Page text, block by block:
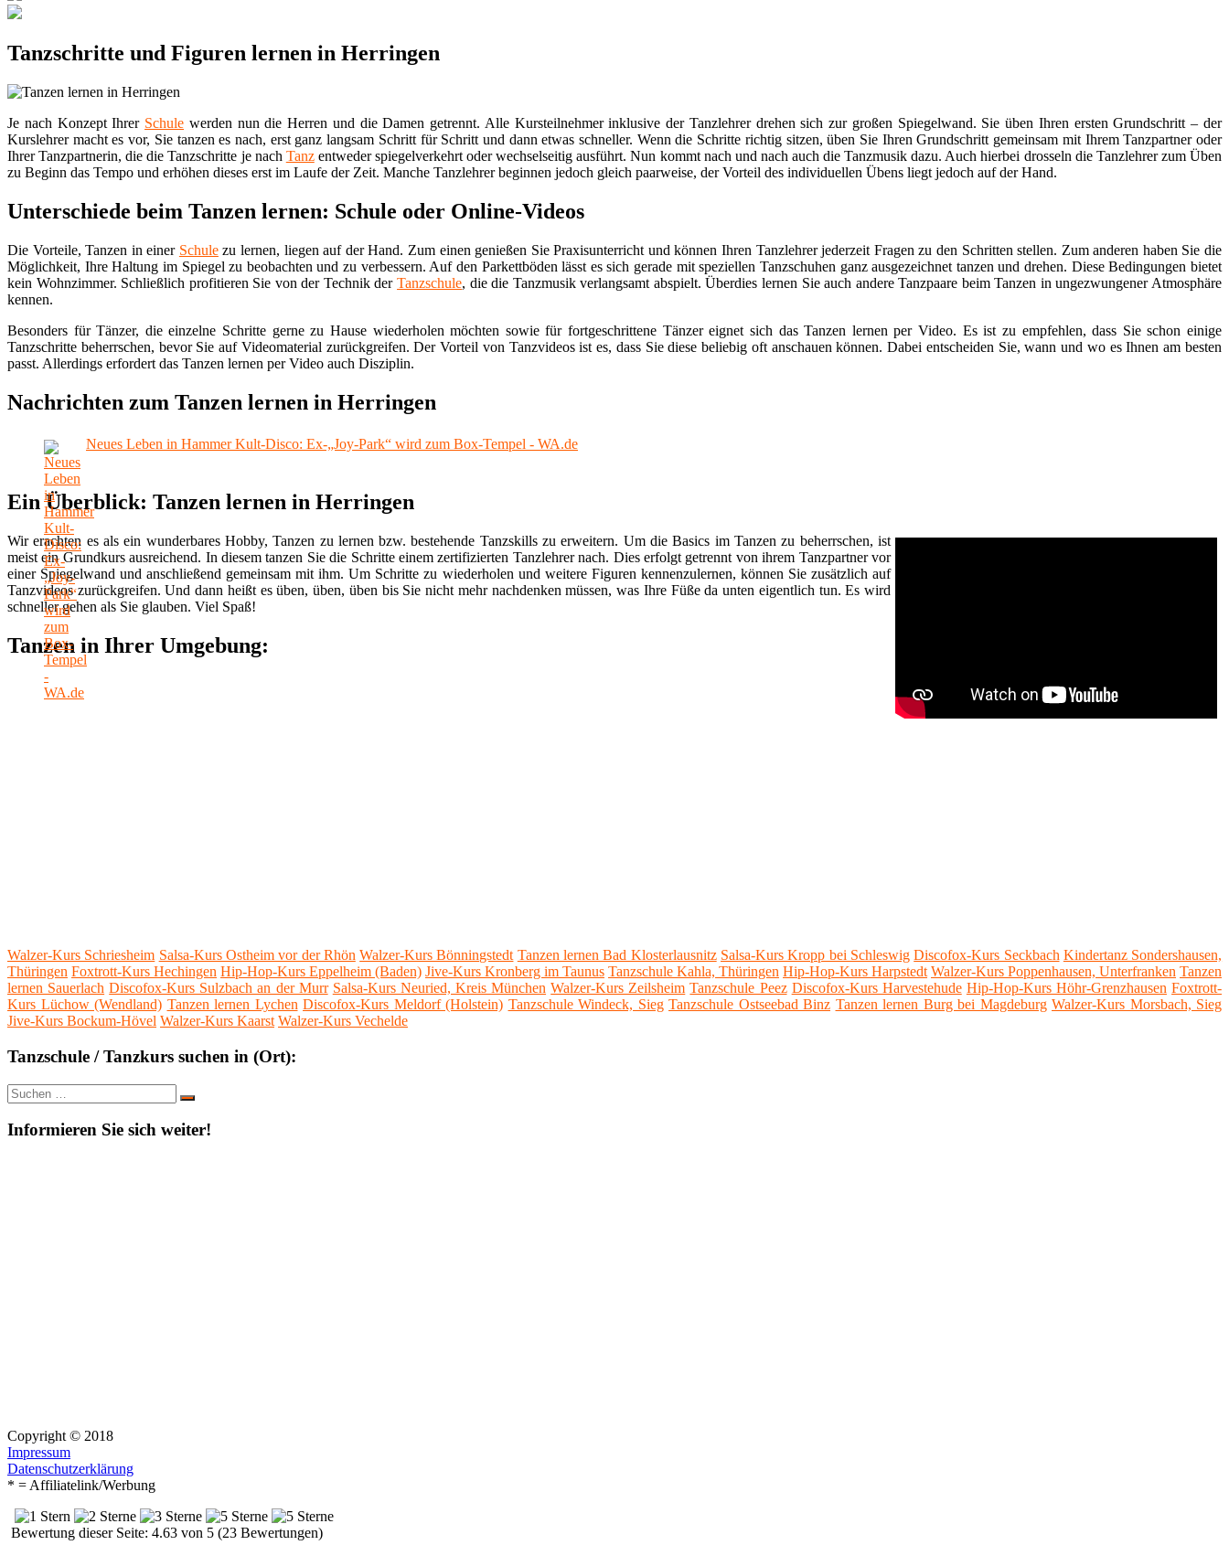
Tanzschritte und Figuren lernen in Herringen
Je nach Konzept Ihrer Schule werden nun die Herren und die Damen getrennt. Alle Kursteilnehmer inklusive der Tanzlehrer drehen sich zur großen Spiegelwand. Sie üben Ihren ersten Grundschritt – der
Kurslehrer macht es vor, Sie tanzen es nach, erst ganz langsam Schritt für Schritt und dann etwas schneller. Wenn die Schritte richtig sitzen, üben Sie Ihren Grundschritt gemeinsam mit Ihrem Tanzpartner oder
Ihrer Tanzpartnerin, die die Tanzschritte je nach Tanzentweder spiegelverkehrt oder wechselseitig ausführt. Nun kommt nach und nach auch die Tanzmusik dazu. Auch hierbei drosseln die Tanzlehrer zum Üben
zu Beginn das Tempo und erhöhen dieses erst im Laufe der Zeit. Manche Tanzlehrer beginnen jedoch gleich paarweise, der Vorteil des individuellen Übens liegt jedoch auf der Hand.
Unterschiede beim Tanzen lernen: Schule oder Online-Videos
Die Vorteile, Tanzen in einer Schulezu lernen, liegen auf der Hand. Zum einen genießen Sie Praxisunterricht und können Ihren Tanzlehrer jederzeit Fragen zu den Schritten stellen. Zum anderen haben Sie die
Möglichkeit, Ihre Haltung im Spiegel zu beobachten und zu verbessern. Auf den Parkettböden lässt es sich gerade mit speziellen Tanzschuhen ganz ausgezeichnet tanzen und drehen. Diese Bedingungen bietet
kein Wohnzimmer. Schließlich profitieren Sie von der Technik derTanzschule, die die Tanzmusik verlangsamt abspielt. Überdies lernen Sie auch andere Tanzpaare beim Tanzen in ungezwungener Atmosphäre
kennen.
Besonders für Tänzer, die einzelne Schritte gerne zu Hause wiederholen möchten sowie für fortgeschrittene Tänzer eignet sich das Tanzen lernen per Video. Es ist zu empfehlen, dass Sie schon einige
Tanzschritte beherrschen, bevor Sie auf Videomaterial zurückgreifen. Der Vorteil von Tanzvideos ist es, dass Sie diese beliebig oft anschauen können. Dabei entscheiden Sie, wann und wo es Ihnen am besten
passt. Allerdings erfordert das Tanzen lernen per Video auch Disziplin.
Nachrichten zum Tanzen lernen in Herringen
Neues Leben in Hammer Kult-Disco: Ex-„Joy-Park“ wird zum Box-Tempel - WA.de
Ein Überblick: Tanzen lernen in Herringen
Wir erachten es als ein wunderbares Hobby, Tanzen zu lernen bzw. bestehende Tanzskills zu erweitern. Um die Basics im Tanzen zu beherrschen, ist
meist ein Grundkurs ausreichend. In diesem tanzen Sie die Schritte einem zertifizierten Tanzlehrer nach. Dies erfolgt getrennt von ihrem Tanzpartner vor
einer Spiegelwand und anschließend gemeinsam mit ihm. Um Schritte zu wiederholen und weitere Figuren kennenzulernen, können Sie zusätzlich auf
Tanzvideos zurückgreifen. Und dann heißt es üben, üben, üben bis Sie nicht mehr nachdenken müssen, was Ihre Füße da unten eigentlich tun. Es wird
schneller gehen als Sie glauben. Viel Spaß!
Tanzen in Ihrer Umgebung:
Walzer-Kurs Schriesheim Salsa-Kurs Ostheim vor der Rhön Walzer-Kurs Bönningstedt Tanzen lernen Bad Klosterlausnitz Salsa-Kurs Kropp bei Schleswig Discofox-Kurs Seckbach Kindertanz Sondershausen,
Thüringen Foxtrott-Kurs Hechingen Hip-Hop-Kurs Eppelheim (Baden) Jive-Kurs Kronberg im Taunus Tanzschule Kahla, Thüringen Hip-Hop-Kurs Harpstedt Walzer-Kurs Poppenhausen, Unterfranken Tanzen
lernen Sauerlach Discofox-Kurs Sulzbach an der Murr Salsa-Kurs Neuried, Kreis München Walzer-Kurs Zeilsheim Tanzschule Peez Discofox-Kurs Harvestehude Hip-Hop-Kurs Höhr-Grenzhausen Foxtrott-
Kurs Lüchow (Wendland) Tanzen lernen Lychen Discofox-Kurs Meldorf (Holstein) Tanzschule Windeck, Sieg Tanzschule Ostseebad Binz Tanzen lernen Burg bei Magdeburg Walzer-Kurs Morsbach, Sieg
Jive-Kurs Bockum-Hövel Walzer-Kurs Kaarst Walzer-Kurs Vechelde
Tanzschule / Tanzkurs suchen in (Ort):
Suche
nach:
Suchen
Informieren Sie sich weiter!
Copyright © 2018
Impressum
Datenschutzerklärung
* = Affiliatelink/Werbung
Bewertung dieser Seite: 4.63 von 5 (23 Bewertungen)